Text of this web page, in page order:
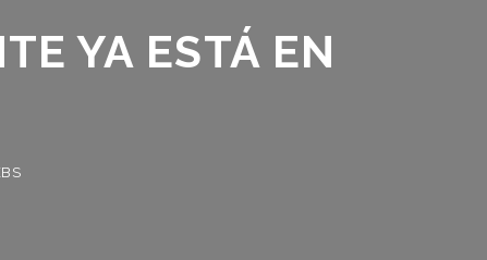
YA ESTÁ EN